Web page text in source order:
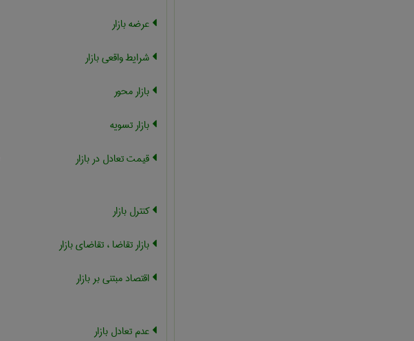
عرضه بازار
شرایط واقعی بازار
بازار محور
بازار تسویه
قیمت تعادل در بازار
کنترل بازار
بازار تقاضا ، تقاضای بازار
اقتصاد مبتنی بر بازار
عدم تعادل بازار